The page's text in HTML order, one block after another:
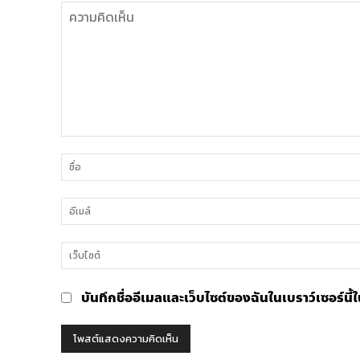
คิด
เห็น
บันทึกชื่ออีเมลและเว็บไซต์ของฉันในเบราว์เซอร์